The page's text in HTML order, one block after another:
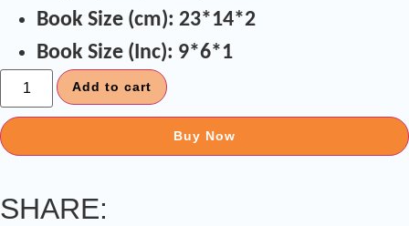
Book Size (cm): 23*14*2
Book Size (Inc): 9*6*1
Add to cart
Buy Now
SHARE: